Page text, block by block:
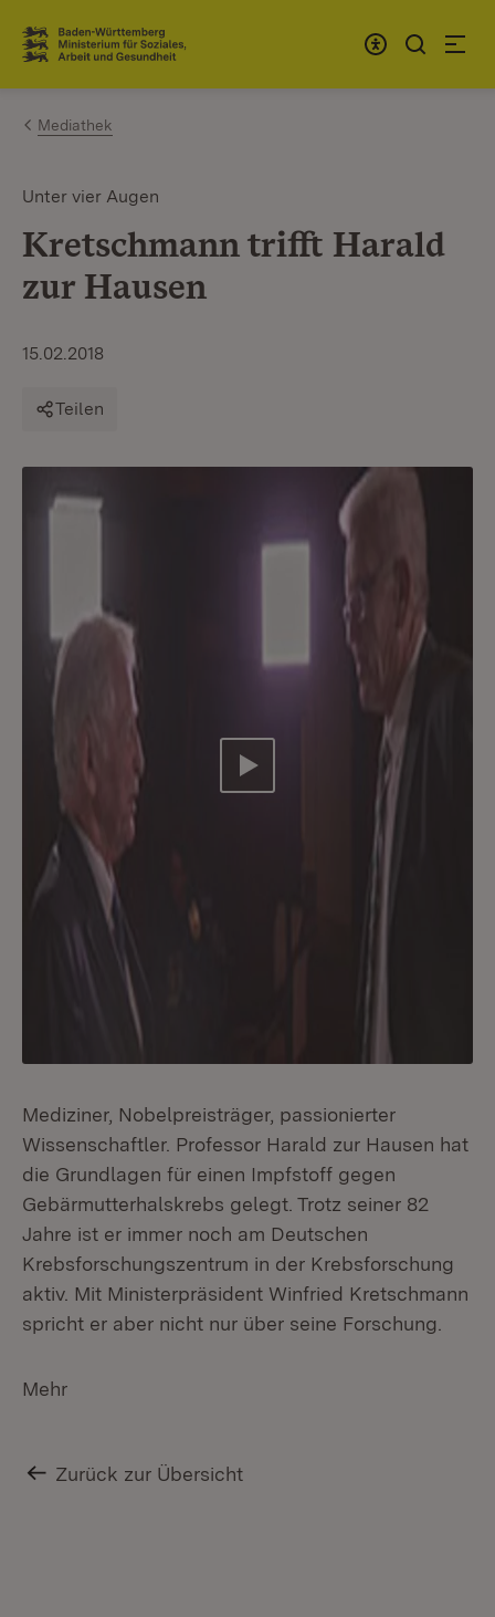
Zum Inhalt springen
Link zur Startseite
Mediathek
Unter vier Augen
Kretschmann trifft Harald
zur Hausen
15.02.2018
Teilen
Video abspielen
Mediziner, Nobelpreisträger, passionierter
Wissenschaftler. Professor Harald zur Hausen hat
die Grundlagen für einen Impfstoff gegen
Gebärmutterhalskrebs gelegt. Trotz seiner 82
Jahre ist er immer noch am Deutschen
Krebsforschungszentrum in der Krebsforschung
aktiv. Mit Ministerpräsident Winfried Kretschmann
spricht er aber nicht nur über seine Forschung.
Mehr
Zurück zur Übersicht